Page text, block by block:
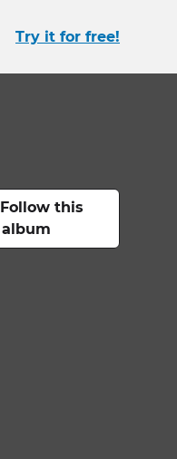
Try it for free!
Follow this
album